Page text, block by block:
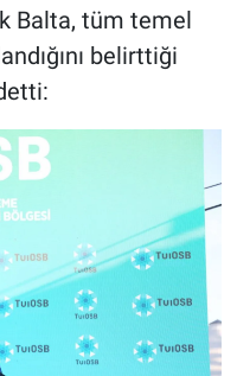
Balta, tüm temel
belirttiği